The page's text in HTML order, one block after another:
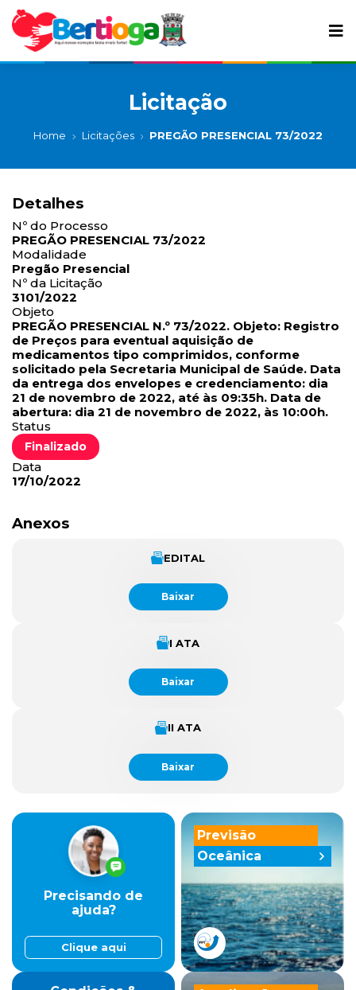
Licitação
Home Licitações PREGÃO PRESENCIAL 73/2022
Detalhes
Nº do Processo
PREGÃO PRESENCIAL 73/2022
Modalidade
Pregão Presencial
Nº da Licitação
3101/2022
Objeto
PREGÃO PRESENCIAL N.º 73/2022. Objeto: Registro
de Preços para eventual aquisição de
medicamentos tipo comprimidos, conforme
solicitado pela Secretaria Municipal de Saúde. Data
da entrega dos envelopes e credenciamento: dia
21 de novembro de 2022, até às 09:35h. Data de
abertura: dia 21 de novembro de 2022, às 10:00h.
Status
Finalizado
Data
17/10/2022
Anexos
EDITAL
Baixar
I ATA
Baixar
II ATA
Baixar
Previsão
Oceânica
Precisando de
ajuda?
Clique aqui